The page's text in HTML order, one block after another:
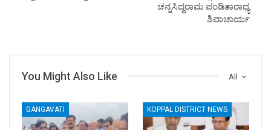
ಚನ್ನಸಿದ್ದರಾಮ ಪಂಡಿತಾರಾಧ್ಯ
ಶಿವಾಚಾರ್ಯ
All
You Might Also Like
GANGAVATI KOPPAL DISTRICT NEWS